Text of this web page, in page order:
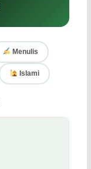
Menulis
Islami